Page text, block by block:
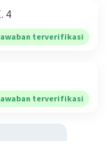
4
terverifikasi
terverifikasi